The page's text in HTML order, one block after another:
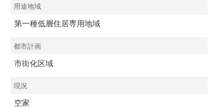
用途地域
第一種低層住居専用地域
都市計画
市街化区域
現況
空家